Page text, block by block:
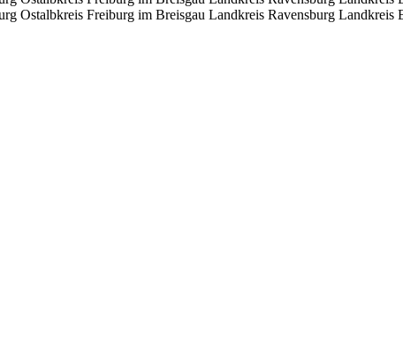
Ostalbkreis Freiburg im Breisgau Landkreis Ravensburg Landkreis